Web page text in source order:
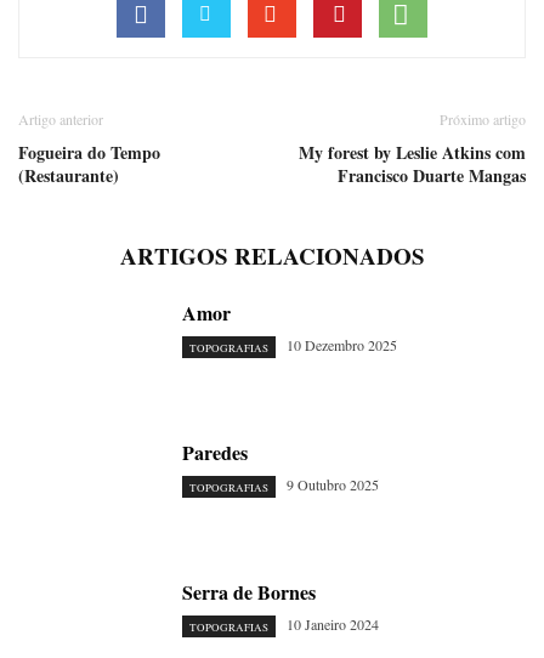
Artigo anterior
Fogueira do Tempo
(Restaurante)
Próximo artigo
My forest by Leslie Atkins com
Francisco Duarte Mangas
ARTIGOS RELACIONADOS
Amor
TOPOGRAFIAS 10 Dezembro 2025
Paredes
TOPOGRAFIAS 9 Outubro 2025
Serra de Bornes
TOPOGRAFIAS 10 Janeiro 2024